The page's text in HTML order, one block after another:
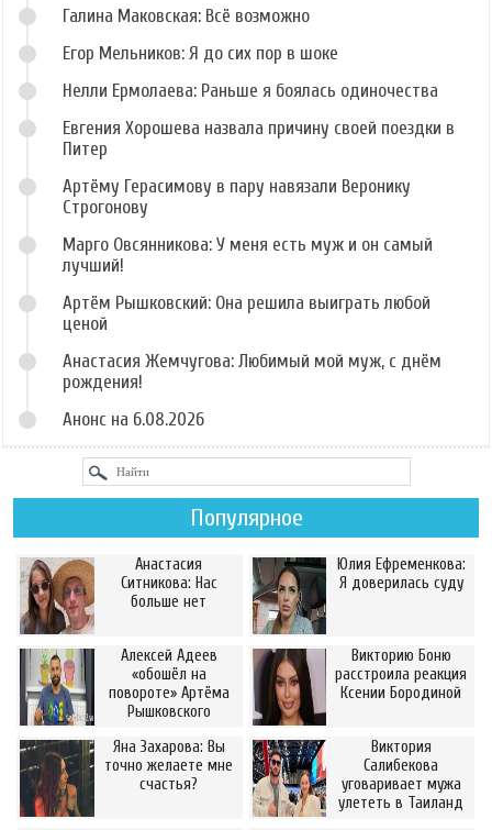
Галина Маковская: Всё возможно
Егор Мельников: Я до сих пор в шоке
Нелли Ермолаева: Раньше я боялась одиночества
Евгения Хорошева назвала причину своей поездки в
Питер
Артёму Герасимову в пару навязали Веронику
Строгонову
Марго Овсянникова: У меня есть муж и он самый
лучший!
Артём Рышковский: Она решила выиграть любой
ценой
Анастасия Жемчугова: Любимый мой муж, с днём
рождения!
Анонс на 6.08.2026
Популярное
Анастасия
Ситникова: Нас
больше нет
Юлия Ефременкова:
Я доверилась суду
Алексей Адеев
«обошёл на
повороте» Артёма
Рышковского
Викторию Боню
расстроила реакция
Ксении Бородиной
Яна Захарова: Вы
точно желаете мне
счастья?
Виктория
Салибекова
уговаривает мужа
улететь в Таиланд